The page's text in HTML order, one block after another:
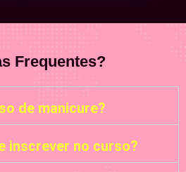
Frequentes?
de manicure?
inscrever no curso?